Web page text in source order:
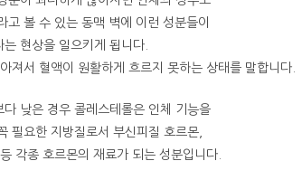
고 볼 수 있는 동맥 벽에 이런 성분들이
현상을 일으키게 됩니다.
져서 혈액이 원활하게 흐르지 못하는 상태를 말합니다.
다 낮은 경우 콜레스테롤은 인체 기능을
필요한 지방질로서 부신피질 호르몬,
각종 호르몬의 재료가 되는 성분입니다.